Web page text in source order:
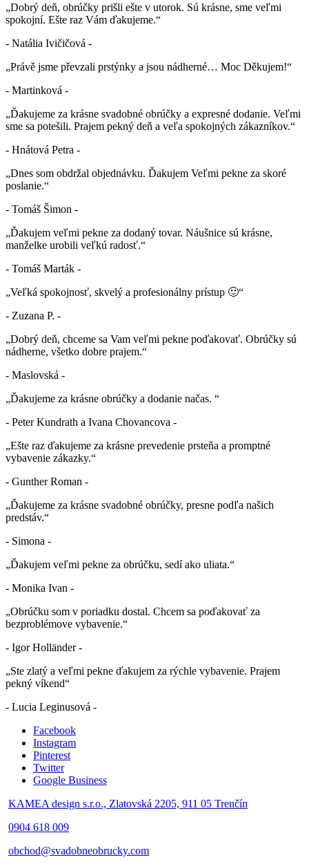
„Dobrý deň, obrúčky prišli ešte v utorok. Sú krásne, sme veľmi
spokojní. Ešte raz Vám ďakujeme.“
- Natália Ivičičová -
„Právě jsme převzali prstýnky a jsou nádherné… Moc Děkujem!“
- Martinková -
„Ďakujeme za krásne svadobné obrúčky a expresné dodanie. Veľmi
sme sa potešili. Prajem pekný deň a veľa spokojných zákazníkov.“
- Hnátová Petra -
„Dnes som obdržal objednávku. Ďakujem Veľmi pekne za skoré
poslanie.“
- Tomáš Šimon -
„Ďakujem veľmi pekne za dodaný tovar. Náušnice sú krásne,
manželke urobili veľkú radosť.“
- Tomáš Marták -
„Veľká spokojnosť, skvelý a profesionálny prístup 🙂“
- Zuzana P. -
„Dobrý deň, chceme sa Vam veľmi pekne poďakovať. Obrúčky sú
nádherne, všetko dobre prajem.“
- Maslovská -
„Ďakujeme za krásne obrúčky a dodanie načas. “
- Peter Kundrath a Ivana Chovancova -
„Ešte raz ďakujeme za krásne prevedenie prsteňa a promptné
vybavenie zákazky.“
- Gunther Roman -
„Ďakujeme za krásne svadobné obrúčky, presne podľa našich
predstáv.“
- Simona -
„Ďakujem veľmi pekne za obrúčku, sedí ako uliata.“
- Monika Ivan -
„Obrúčku som v poriadku dostal. Chcem sa poďakovať za
bezproblémove vybavenie.“
- Igor Holländer -
„Ste zlatý a veľmi pekne ďakujem za rýchle vybavenie. Prajem
pekný víkend“
- Lucia Leginusová -
Facebook
Instagram
Pinterest
Twitter
Google Business
KAMEA design s.r.o., Zlatovská 2205, 911 05 Trenčín
0904 618 009
obchod@svadobneobrucky.com